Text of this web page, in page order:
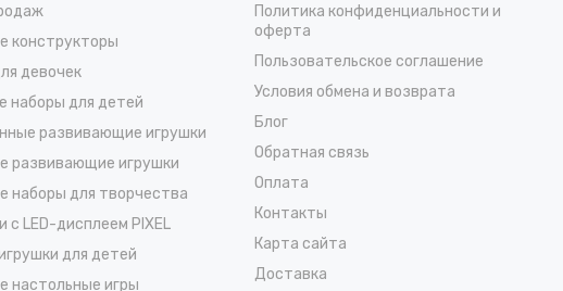
конструкторы
девочек
наборы для детей
развивающие игрушки
развивающие игрушки
наборы для творчества
с LED-дисплеем PIXEL
для детей
настольные игры
Политика конфиденциальности и
оферта
Пользовательское соглашение
Условия обмена и возврата
Блог
Обратная связь
Оплата
Контакты
Карта сайта
Доставка